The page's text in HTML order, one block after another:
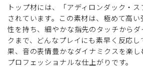
トップ材には、「アディロンダック・
されています。この素材は、極めて高
性を持ち、細やかな指先のタッチから
クまで、どんなプレイにも素早く反応
果、音の表情豊かなダイナミクスを楽
プロフェッショナルな仕上がりです。